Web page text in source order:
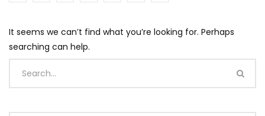
It seems we can’t find what you’re looking for. Perhaps
searching can help.